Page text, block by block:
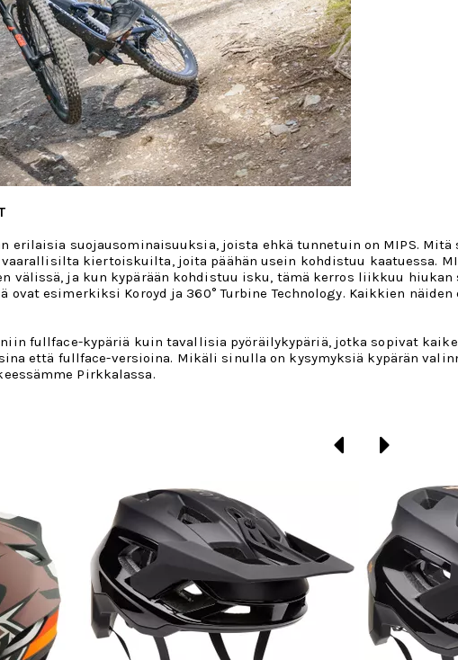
erilaisia suojausominaisuuksia, joista ehkä tunnetuin on MIPS.
kiertoiskuilta, joita päähän usein kohdistuu kaatuessa.
välissä, ja kun kypärään kohdistuu isku, tämä kerros liikkuu
ovat esimerkiksi Koroyd ja 360° Turbine Technology. Kaikkien
fullface-kypäriä kuin tavallisia pyöräilykypäriä, jotka sopivat
että fullface-versioina. Mikäli sinulla on kysymyksiä kypärän
Pirkkalassa.